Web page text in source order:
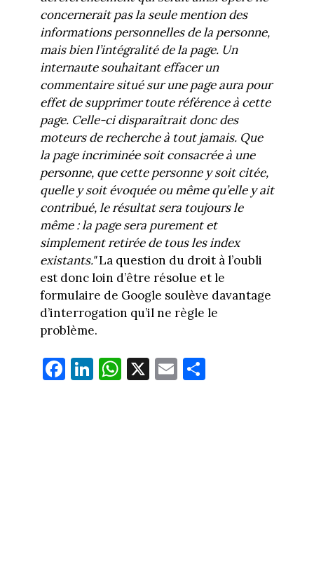
concernerait pas la seule mention des
informations personnelles de la personne,
mais bien l’intégralité de la page. Un
internaute souhaitant effacer un
commentaire situé sur une page aura pour
effet de supprimer toute référence à cette
page. Celle-ci disparaîtrait donc des
moteurs de recherche à tout jamais. Que
la page incriminée soit consacrée à une
personne, que cette personne y soit citée,
quelle y soit évoquée ou même qu’elle y ait
contribué, le résultat sera toujours le
même : la page sera purement et
simplement retirée de tous les index
existants."La question du droit à l’oubli
est donc loin d’être résolue et le
formulaire de Google soulève davantage
d’interrogation qu’il ne règle le
problème.
Fa
ce
Li
nk
W
ha
X E
m
Pa